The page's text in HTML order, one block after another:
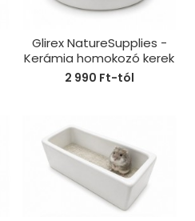
Glirex NatureSupplies -
Kerámia homokozó kerek
2 990 Ft-tól